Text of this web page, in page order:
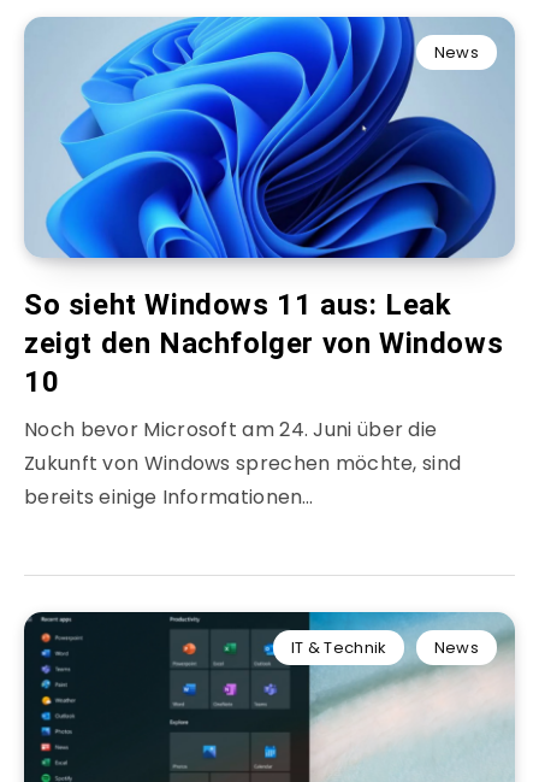
News
So sieht Windows 11 aus: Leak
zeigt den Nachfolger von Windows
10
Noch bevor Microsoft am 24. Juni über die
Zukunft von Windows sprechen möchte, sind
bereits einige Informationen…
IT & Technik News